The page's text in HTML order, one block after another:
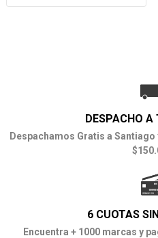
DESPACHO A
Despachamos Gratis a
6 CUOTAS
Encuentra + 1000 marcas y